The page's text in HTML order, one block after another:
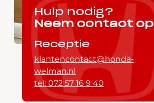
Hulp nodig?
Neem contact op
Receptie
klantencontact@honda-
welman.nl
tel: 072 57 16 9 40